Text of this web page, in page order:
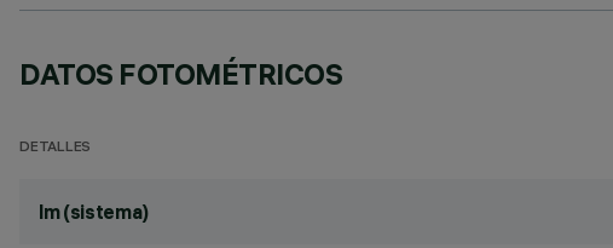
DATOS FOTOMÉTRICOS
DETALLES
lm (sistema)